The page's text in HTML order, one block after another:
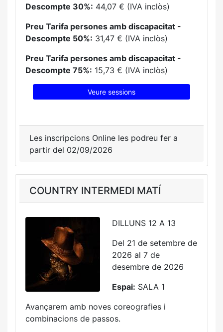
Descompte 30%: 44,07 € (IVA inclòs)
Preu Tarifa persones amb discapacitat -
Descompte 50%: 31,47 € (IVA inclòs)
Preu Tarifa persones amb discapacitat -
Descompte 75%: 15,73 € (IVA inclòs)
Veure sessions
Les inscripcions Online les podreu fer a
partir del 02/09/2026
COUNTRY INTERMEDI MATÍ
DILLUNS 12 A 13
Del 21 de setembre de
2026 al 7 de
desembre de 2026
Espai: SALA 1
Avançarem amb noves coreografies i
combinacions de passos.